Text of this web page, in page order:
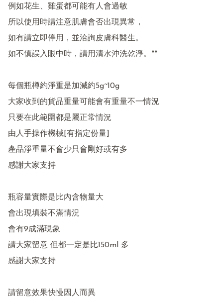
例如花生、雞蛋都可能有人會過敏
所以使用時請注意肌膚會否出現異常，
如有請立即停用，並洽詢皮膚科醫生。
如不慎誤入眼中時，請用清水沖洗乾淨。**
每個瓶樽約淨重是加減約5g~10g
大家收到的貨品重量可能會有重量不一情況
只要在此範圍都是屬正常情況
由人手操作機械[有指定份量]
產品淨重量不會少只會剛好或有多
感謝大家支持
瓶容量實際是比內含物量大
會出現填裝不滿情況
會有9成滿現象
請大家留意 但都一定是比150ml 多
感謝大家支持
請留意效果快慢因人而異